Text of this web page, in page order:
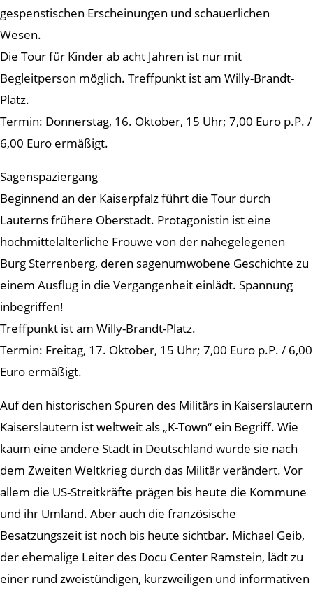
gespenstischen Erscheinungen und schauerlichen
Wesen.
Die Tour für Kinder ab acht Jahren ist nur mit
Begleitperson möglich. Treffpunkt ist am Willy-Brandt-
Platz.
Termin: Donnerstag, 16. Oktober, 15 Uhr; 7,00 Euro p.P. /
6,00 Euro ermäßigt.
Sagenspaziergang
Beginnend an der Kaiserpfalz führt die Tour durch
Lauterns frühere Oberstadt. Protagonistin ist eine
hochmittelalterliche Frouwe von der nahegelegenen
Burg Sterrenberg, deren sagenumwobene Geschichte zu
einem Ausflug in die Vergangenheit einlädt. Spannung
inbegriffen!
Treffpunkt ist am Willy-Brandt-Platz.
Termin: Freitag, 17. Oktober, 15 Uhr; 7,00 Euro p.P. / 6,00
Euro ermäßigt.
Auf den historischen Spuren des Militärs in Kaiserslautern
Kaiserslautern ist weltweit als „K-Town“ ein Begriff. Wie
kaum eine andere Stadt in Deutschland wurde sie nach
dem Zweiten Weltkrieg durch das Militär verändert. Vor
allem die US-Streitkräfte prägen bis heute die Kommune
und ihr Umland. Aber auch die französische
Besatzungszeit ist noch bis heute sichtbar. Michael Geib,
der ehemalige Leiter des Docu Center Ramstein, lädt zu
einer rund zweistündigen, kurzweiligen und informativen